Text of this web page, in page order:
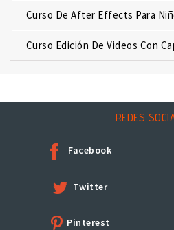
Curso De After Effects Para
Curso Edición De Videos Con
REDES
Facebook
Twitter
Pinterest